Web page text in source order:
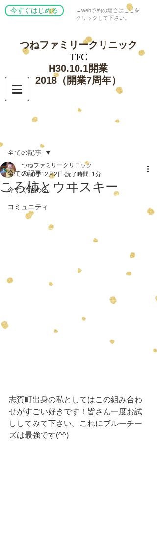
今すぐはじめる
←web予約の場合はここを
クリックして下さい。
つねファミリークリニック
​TFC
​H30.10.1開業
​2018（開業7周年）
全ての記事
今すぐ始める
コミュニティ
全ての記事
ころ柿とウヰスキー
つねファミリークリニック
2018年12月2日 読了時間: 1分
志賀町出身の私としてはこの組み合わ
せがすごい好きです！皆さん一度お試
ししてみて下さい。これにブルーチー
ズは最強です(^^)